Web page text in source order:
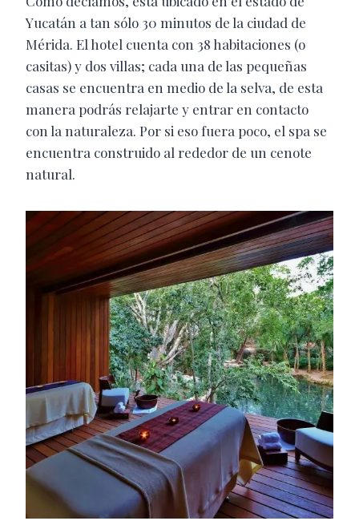
Yucatán a tan sólo 30 minutos de la ciudad de
Mérida. El hotel cuenta con 38 habitaciones (o
casitas) y dos villas; cada una de las pequeñas
casas se encuentra en medio de la selva, de esta
manera podrás relajarte y entrar en contacto
con la naturaleza. Por si eso fuera poco, el spa se
encuentra construido al rededor de un cenote
natural.